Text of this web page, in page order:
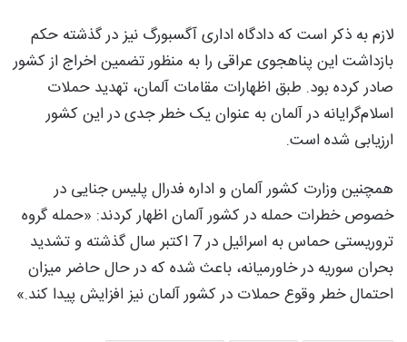
لازم به ذکر است که دادگاه اداری آگسبورگ نیز در گذشته حکم
بازداشت این پناهجوی عراقی را به منظور تضمین اخراج از کشور
صادر کرده بود. طبق اظهارات مقامات آلمان، تهدید حملات
اسلام‌گرایانه در آلمان به عنوان یک خطر جدی در این کشور
ارزیابی شده است.
همچنین وزارت کشور آلمان و اداره فدرال پلیس جنایی در
خصوص خطرات حمله در کشور آلمان اظهار کردند: «حمله گروه
تروریستی حماس به اسرائیل در 7 اکتبر سال گذشته و تشدید
بحران سوریه در خاورمیانه، باعث شده که در حال حاضر میزان
احتمال خطر وقوع حملات در کشور آلمان نیز افزایش پیدا کند.»